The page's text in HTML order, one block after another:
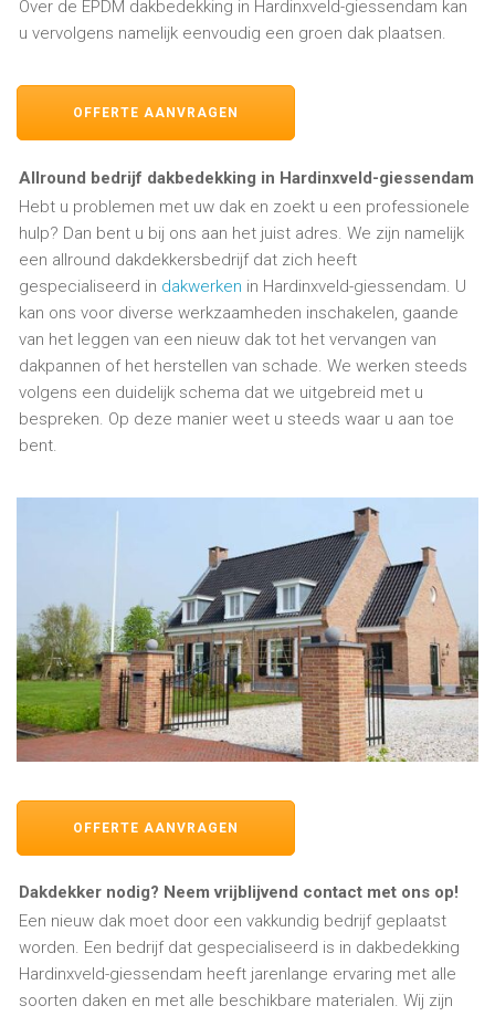
Over de EPDM dakbedekking in Hardinxveld-giessendam kan
u vervolgens namelijk eenvoudig een groen dak plaatsen.
OFFERTE AANVRAGEN
Allround bedrijf dakbedekking in Hardinxveld-giessendam
Hebt u problemen met uw dak en zoekt u een professionele
hulp? Dan bent u bij ons aan het juist adres. We zijn namelijk
een allround dakdekkersbedrijf dat zich heeft
gespecialiseerd in dakwerken in Hardinxveld-giessendam. U
kan ons voor diverse werkzaamheden inschakelen, gaande
van het leggen van een nieuw dak tot het vervangen van
dakpannen of het herstellen van schade. We werken steeds
volgens een duidelijk schema dat we uitgebreid met u
bespreken. Op deze manier weet u steeds waar u aan toe
bent.
OFFERTE AANVRAGEN
Dakdekker nodig? Neem vrijblijvend contact met ons op!
Een nieuw dak moet door een vakkundig bedrijf geplaatst
worden. Een bedrijf dat gespecialiseerd is in dakbedekking
Hardinxveld-giessendam heeft jarenlange ervaring met alle
soorten daken en met alle beschikbare materialen. Wij zijn